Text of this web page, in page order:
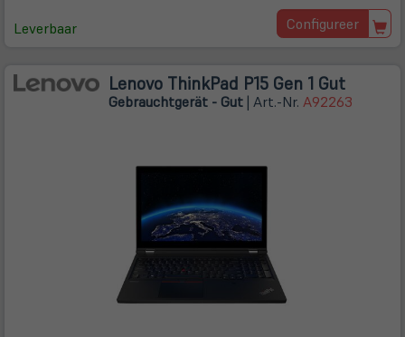
Leverbaar Configureer
Lenovo ThinkPad P15 Gen 1 Gut
Gebrauchtgerät - Gut | Art.-Nr. A92263